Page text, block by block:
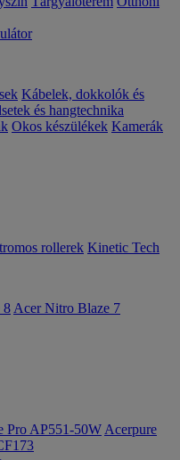
Kábelek, dokkolók és
és hangtechnika
Okos készülékek Kamerák
rollerek Kinetic Tech
8 Acer Nitro Blaze 7
Pro AP551-50W Acerpure